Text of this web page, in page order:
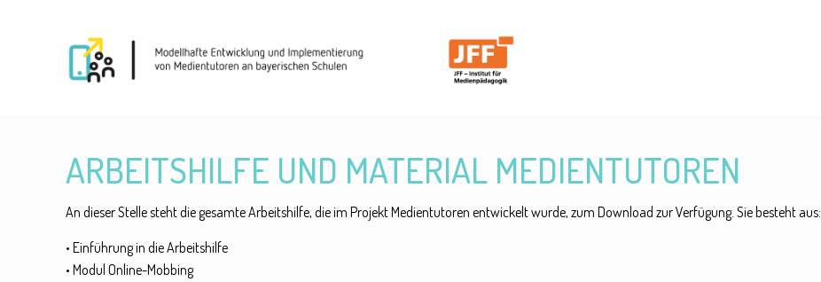
ARBEITSHILFE UND MATERIAL MEDIENTUTOREN
An dieser Stelle steht die gesamte Arbeitshilfe, die im Projekt Medientutoren entwickelt wurde, zum Download zur Verfügung. Sie besteht aus:
• Einführung in die Arbeitshilfe
• Modul Online-Mobbing